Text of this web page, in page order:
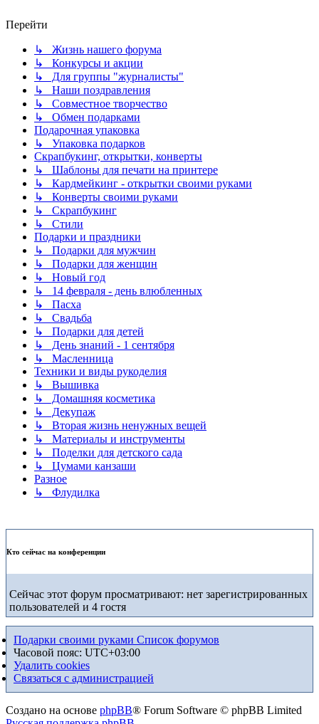
Перейти
↳ Жизнь нашего форума
↳ Конкурсы и акции
↳ Для группы "журналисты"
↳ Наши поздравления
↳ Совместное творчество
↳ Обмен подарками
Подарочная упаковка
↳ Упаковка подарков
Скрапбукинг, открытки, конверты
↳ Шаблоны для печати на принтере
↳ Кардмейкинг - открытки своими руками
↳ Конверты своими руками
↳ Скрапбукинг
↳ Стили
Подарки и праздники
↳ Подарки для мужчин
↳ Подарки для женщин
↳ Новый год
↳ 14 февраля - день влюбленных
↳ Пасха
↳ Свадьба
↳ Подарки для детей
↳ День знаний - 1 сентября
↳ Масленница
Техники и виды рукоделия
↳ Вышивка
↳ Домашняя косметика
↳ Декупаж
↳ Вторая жизнь ненужных вещей
↳ Материалы и инструменты
↳ Поделки для детского сада
↳ Цумами канзаши
Разное
↳ Флудилка
Кто сейчас на конференции
Сейчас этот форум просматривают: нет зарегистрированных
пользователей и 4 гостя
Подарки своими руками Список форумов
Часовой пояс: UTC+03:00
Удалить cookies
Связаться с администрацией
Создано на основе phpBB® Forum Software © phpBB Limited